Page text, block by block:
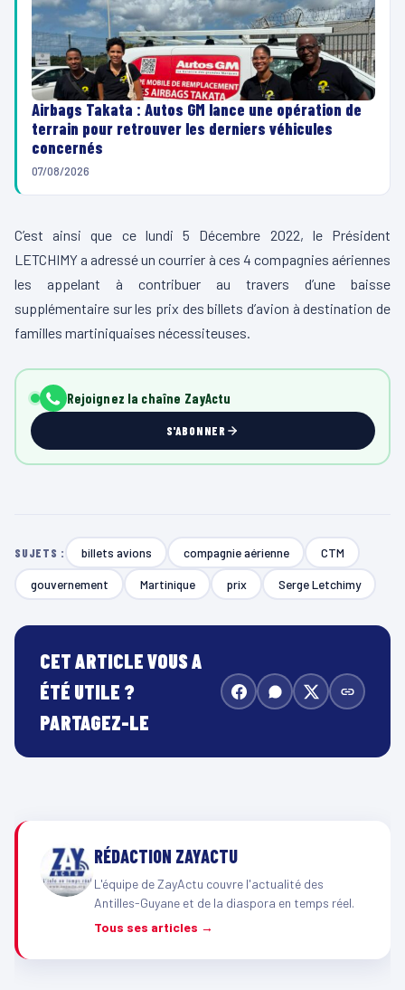
Airbags Takata : Autos GM lance une opération de
terrain pour retrouver les derniers véhicules
concernés
07/08/2026
C’est ainsi que ce lundi 5 Décembre 2022, le Président
LETCHIMY a adressé un courrier à ces 4 compagnies aériennes
les appelant à contribuer au travers d’une baisse
supplémentaire sur les prix des billets d’avion à destination de
familles martiniquaises nécessiteuses.
Rejoignez la chaîne ZayActu
S'ABONNER
SUJETS : billets avions compagnie aérienne CTM
gouvernement Martinique prix Serge Letchimy
CET ARTICLE VOUS A
ÉTÉ UTILE ?
PARTAGEZ-LE
RÉDACTION ZAYACTU
L'équipe de ZayActu couvre l'actualité des
Antilles-Guyane et de la diaspora en temps réel.
Tous ses articles →